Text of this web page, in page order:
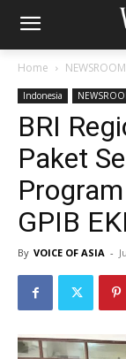
Home NEWSROOM
Indonesia
BRI
Paket
GPIB
By VOICE OF ASIA -